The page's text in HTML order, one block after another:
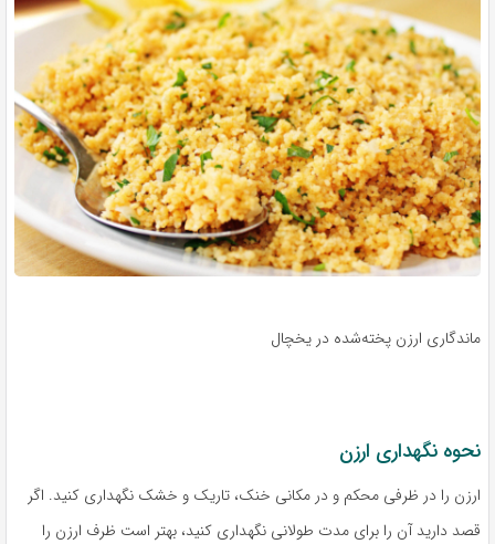
ماندگاری ارزن پخته‌شده در یخچال
نحوه نگهداری ارزن
ارزن را در ظرفی محکم و در مکانی خنک، تاریک و خشک نگهداری کنید. اگر
قصد دارید آن را برای مدت طولانی نگهداری کنید، بهتر است ظرف ارزن را